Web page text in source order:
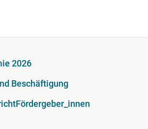
2026
Beschäftigung
Fördergeber_innen